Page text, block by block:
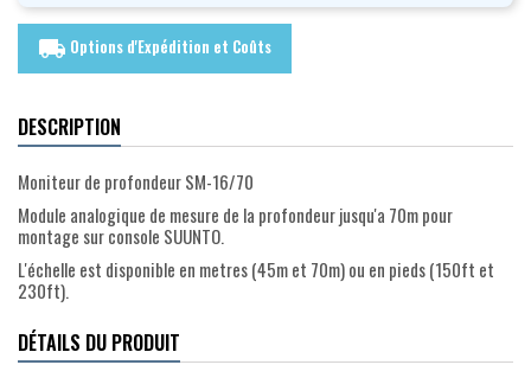
local_shipping Options d'Expédition et Coûts
DESCRIPTION
Moniteur de profondeur SM-16/70
Module analogique de mesure de la profondeur jusqu'a 70m pour
montage sur console SUUNTO.
L'échelle est disponible en metres (45m et 70m) ou en pieds (150ft et
230ft).
DÉTAILS DU PRODUIT